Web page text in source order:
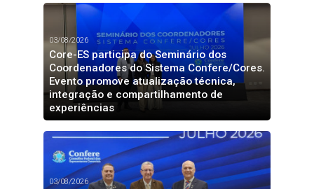
03/08/2026
Core-ES participa do Seminário dos
Coordenadores do Sistema Confere/Cores.
Evento promove atualização técnica,
integração e compartilhamento de
experiências
03/08/2026